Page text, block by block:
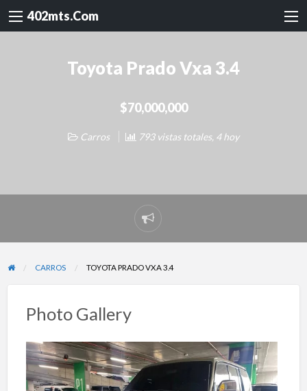
402mts.Com
Toyota Prado Vxa 3.4
$70,000,000
Carros 793 vistas totales, 4 hoy
Reportar
problema
CARROS TOYOTA PRADO VXA 3.4
Photo Gallery